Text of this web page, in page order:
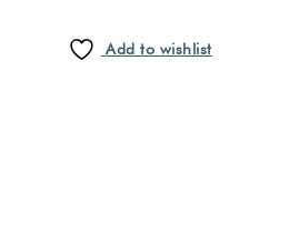
Add to wishlist